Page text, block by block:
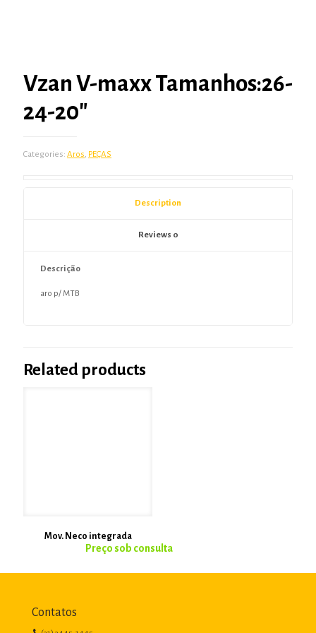
Vzan V-maxx Tamanhos:26-
24-20″
Categories: Aros, PEÇAS
Description
Reviews 0
Descrição
aro p/ MTB
Related products
Mov. Neco integrada
Contatos